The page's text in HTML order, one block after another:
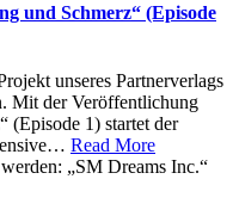
und Schmerz“ (Episode
unseres Partnerverlags
Mit der Veröffentlichung
(Episode 1) startet der
… Read More